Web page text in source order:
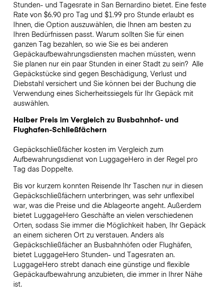
Stunden- und Tagesrate in San Bernardino bietet. Eine feste
Rate von $6.90 pro Tag und $1.99 pro Stunde erlaubt es
Ihnen, die Option auszuwählen, die Ihnen am besten zu
Ihren Bedürfnissen passt. Warum sollten Sie für einen
ganzen Tag bezahlen, so wie Sie es bei anderen
Gepäckaufbewahrungsdiensten machen müssten, wenn
Sie planen nur ein paar Stunden in einer Stadt zu sein? Alle
Gepäckstücke sind gegen Beschädigung, Verlust und
Diebstahl versichert und Sie können bei der Buchung die
Verwendung eines Sicherheitssiegels für Ihr Gepäck mit
auswählen.
Halber Preis im Vergleich zu Busbahnhof- und
Flughafen-Schließfächern
Gepäckschließfächer kosten im Vergleich zum
Aufbewahrungsdienst von LuggageHero in der Regel pro
Tag das Doppelte.
Bis vor kurzem konnten Reisende Ihr Taschen nur in diesen
Gepäckschließfächern unterbringen, was sehr unflexibel
war, was die Preise und die Ablageorte angeht. Außerdem
bietet LuggageHero Geschäfte an vielen verschiedenen
Orten, sodass Sie immer die Möglichkeit haben, Ihr Gepäck
an einem sicheren Ort zu verstauen. Anders als
Gepäckschließfächer an Busbahnhöfen oder Flughäfen,
bietet LuggageHero Stunden- und Tagesraten an.
LuggageHero strebt danach eine günstige und flexible
Gepäckaufbewahrung anzubieten, die immer in Ihrer Nähe
ist.